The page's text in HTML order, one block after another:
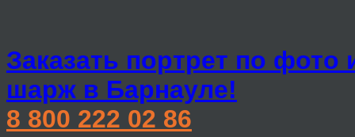
Заказать портрет по фото
шарж в Барнауле!
8 800 222 02 86